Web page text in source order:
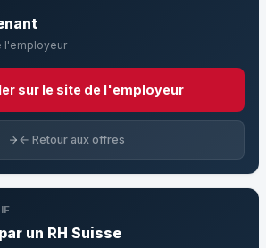
l'employeur
sur le site de l'employeur
← Retour aux offres
un RH Suisse